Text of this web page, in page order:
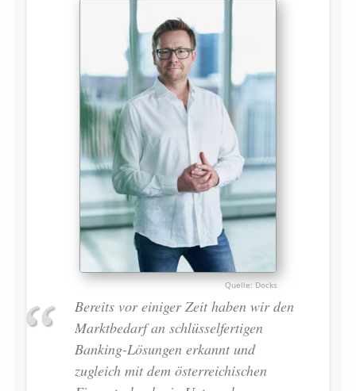
Docks
Bereits vor einiger Zeit haben wir den
Marktbedarf an schlüsselfertigen
Banking-Lösungen erkannt und
zugleich mit dem österreichischen